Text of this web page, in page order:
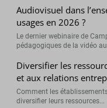
Audiovisuel dans
usages en 2026 ?
Le dernier webinaire de
pédagogiques de la vidéo
Diversifier les
et aux relations
Comment les
diversifier leurs ressources...